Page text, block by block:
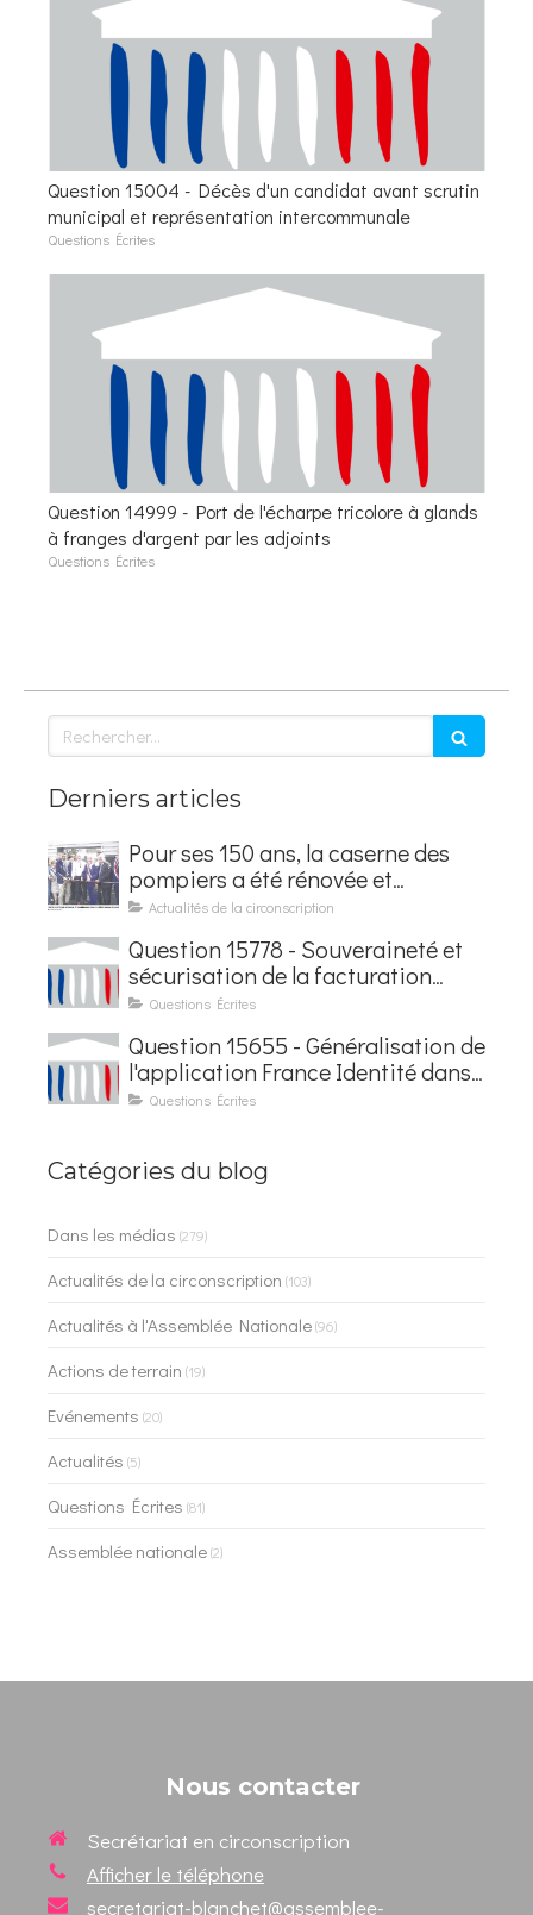
Question 15004 - Décès d'un candidat avant scrutin
municipal et représentation intercommunale
Questions Écrites
Question 14999 - Port de l'écharpe tricolore à glands
à franges d'argent par les adjoints
Questions Écrites
Rechercher
Derniers articles
Pour ses 150 ans, la caserne des
pompiers a été rénovée et
baptisée au nom d'Hubert
Actualités de la circonscription
Question 15778 - Souveraineté et
sécurisation de la facturation
électronique
Questions Écrites
Question 15655 - Généralisation de
l'application France Identité dans
les contrôles du quotidien
Questions Écrites
Catégories du blog
Dans les médias (279)
Actualités de la circonscription (103)
Actualités à l'Assemblée Nationale(96)
Actions de terrain (19)
Evénements (20)
Actualités (5)
Questions Écrites (81)
Assemblée nationale(2)
Nous contacter
Secrétariat en circonscription
Afficher le téléphone
secretariat-blanchet@assemblee-